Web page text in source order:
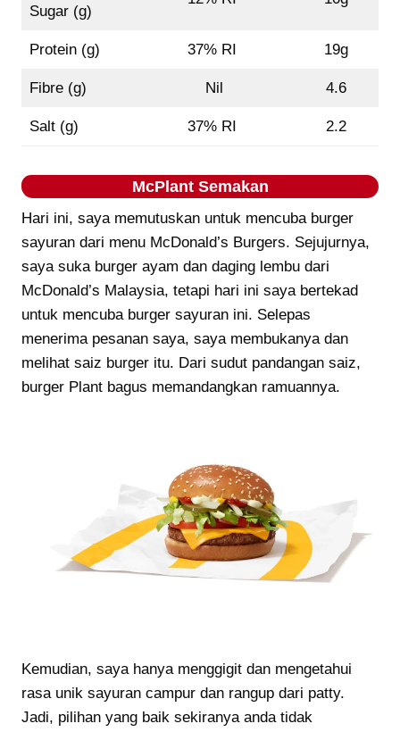
Sugar (g)
Protein (g) 37% RI 19g
Fibre (g) Nil 4.6
Salt (g) 37% RI 2.2
McPlantSemakan
Hari ini, saya memutuskan untuk mencuba burger
sayuran dari menu McDonald’s Burgers. Sejujurnya,
saya suka burger ayam dan daging lembu dari
McDonald’s Malaysia, tetapi hari ini saya bertekad
untuk mencuba burger sayuran ini. Selepas
menerima pesanan saya, saya membukanya dan
melihat saiz burger itu. Dari sudut pandangan saiz,
burger Plant bagus memandangkan ramuannya.
Kemudian, saya hanya menggigit dan mengetahui
rasa unik sayuran campur dan rangup dari patty.
Jadi, pilihan yang baik sekiranya anda tidak